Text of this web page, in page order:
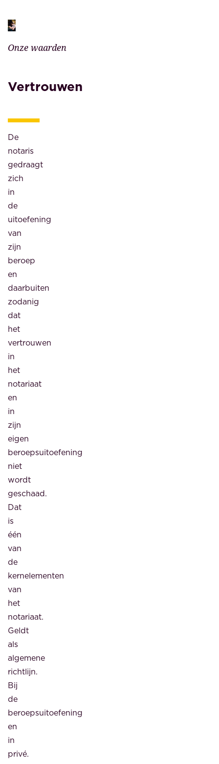
Onze waarden
Vertrouwen
De
notaris
gedraagt
zich
in
de
uitoefening
van
zijn
beroep
en
daarbuiten
zodanig
dat
het
vertrouwen
in
het
notariaat
en
in
zijn
eigen
beroepsuitoefening
niet
wordt
geschaad.
Dat
is
één
van
de
kernelementen
van
het
notariaat.
Geldt
als
algemene
richtlijn.
Bij
de
beroepsuitoefening
en
in
privé.